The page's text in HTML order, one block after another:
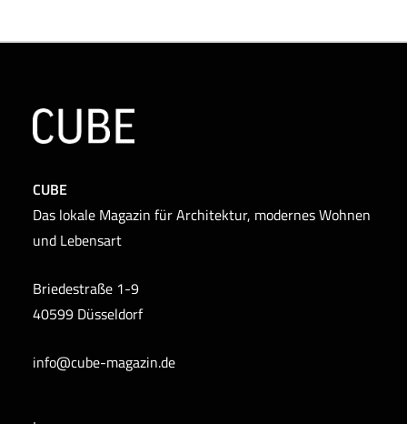
CUBE
Das lokale Magazin für Architektur, modernes Wohnen
und Lebensart
Briedestraße 1-9
40599 Düsseldorf
info@cube-magazin.de